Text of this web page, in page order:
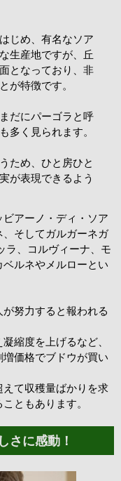
じめ、有名なソア
生産地ですが、丘
となっており、非
が特徴です。
だにパーゴラと呼
多く見られます。
ため、ひと房ひと
が表現できるよう
アーノ・ディ・ソア
そしてガルガーネガ
ラ、コルヴィーナ、モ
ルネやメルローとい
努力すると報われる
縮度を上げるなど、
価格でブドウが買い
て収穫量ばかりを求
ともあります。
さに感動！